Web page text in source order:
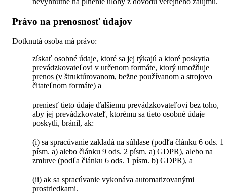
Právo na prenosnosť údajov
Dotknutá osoba má právo:
získať osobné údaje, ktoré sa jej týkajú a ktoré poskytla
prevádzkovateľovi v určenom formáte, ktorý umožňuje
prenos (v štruktúrovanom, bežne používanom a strojovo
čitateľnom formáte) a
preniesť tieto údaje ďalšiemu prevádzkovateľovi bez toho,
aby jej prevádzkovateľ, ktorému sa tieto osobné údaje
poskytli, bránil, ak:
(i) sa spracúvanie zakladá na súhlase (podľa článku 6 ods. 1
písm. a) alebo článku 9 ods. 2 písm. a) GDPR), alebo na
zmluve (podľa článku 6 ods. 1 písm. b) GDPR), a
(ii) ak sa spracúvanie vykonáva automatizovanými
prostriedkami.